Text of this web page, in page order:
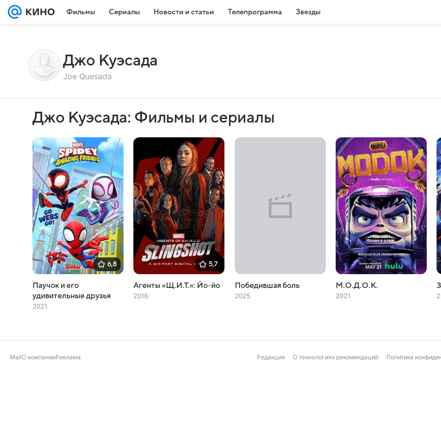
Фильмы Сериалы Новости и статьи Телепрограмма Звезды
Джо Куэсада
Joe Quesada
Джо Куэсада: Фильмы и сериалы
6,8
Паучок и его
удивительные друзья
2021
5,7
Агенты «Щ.И.Т.»: Йо-йо
2016
Победившая боль
2025
М.О.Д.О.К.
2021
MailО компанииРеклама Редакция О технологиях рекомендаций Политика